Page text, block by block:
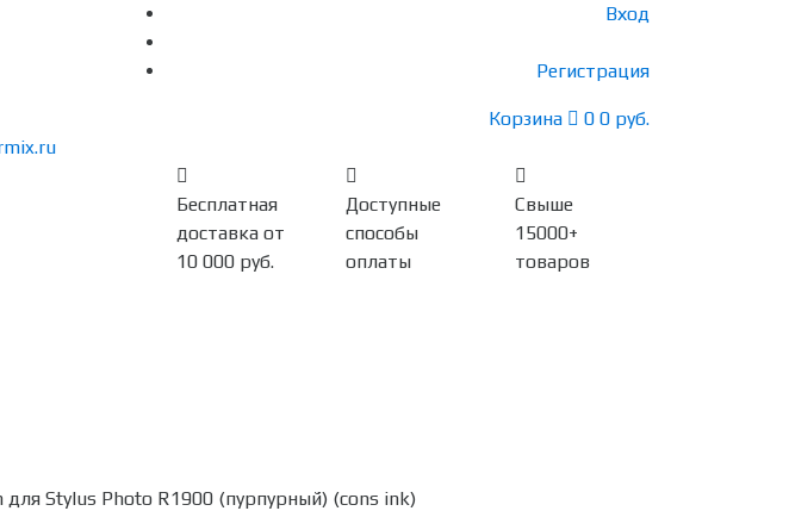
Вход
Регистрация
Корзина 0 0 руб.
Бесплатная
доставка от
10 000 руб.
Доступные
способы
оплаты
Свыше
15000+
товаров
Stylus Photo R1900 (пурпурный) (cons ink)